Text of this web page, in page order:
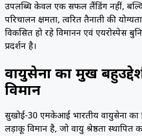
उपलब्धि केवल एक सफल लैंडिंग नहीं,
परिचालन क्षमता, त्वरित तैनाती की
विकसित हो रहे विमानन एवं एयरोस्पेस
प्रदर्शन है।
वायुसेना का प्रमुख
विमान
सुखोई-30 एमकेआई भारतीय वायुसेना का
लड़ाकू विमान है, जो वायु श्रेष्ठता